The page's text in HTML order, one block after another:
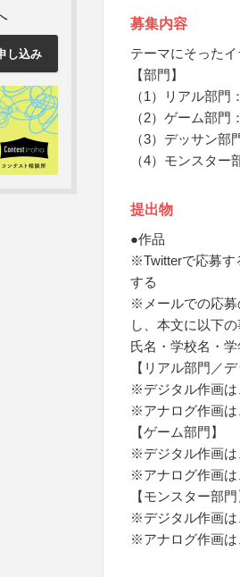
し込み
募集内容
テーマにそったイ
【部門】
（1）リアル部門
（2）ゲーム部門
（3）デッサン部
（4）モンスター
提出物
●作品
※Twitterで応募す
する
※メールでの応募
し、本文に以下
氏名・学校名・
【リアル部門／
※デジタル作画は
※アナログ作画は
【ゲーム部門】
※デジタル作画は
※アナログ作画は
【モンスター部門
※デジタル作画は
※アナログ作画は